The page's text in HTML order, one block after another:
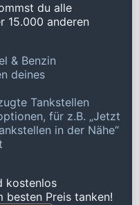
du alle
15.000 anderen
& Benzin
deines
Tankstellen
für z.B. „Jetzt
in der Nähe“
kostenlos
besten Preis tanken!